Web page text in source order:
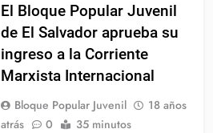
El Bloque Popular Juvenil
de El Salvador aprueba su
ingreso a la Corriente
Marxista Internacional
Bloque Popular Juvenil
18 años
atrás
0 35 minutos